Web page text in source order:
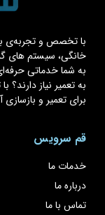
خانگی، سیستم های
به شما خدماتی
به تعمیر نیاز دارند؟
برای تعمیر و بازسازی
قم سرویس
خدمات ما
درباره ما
تماس با ما